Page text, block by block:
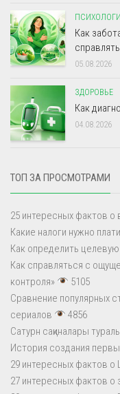
Как
05.08.2026
ЗДОРОВЬЕ
Как
04.08.2026
ТОП ЗА ПРОСМОТРАМИ
25 интересных фактов о
Какие налоги нужно
Как определить
Как справляться с
контроля»
5105
Сравнение популярных
сериалов
4856
Сатурн сақиналары
История создания
29 интересных фактов
27 интересных фактов о